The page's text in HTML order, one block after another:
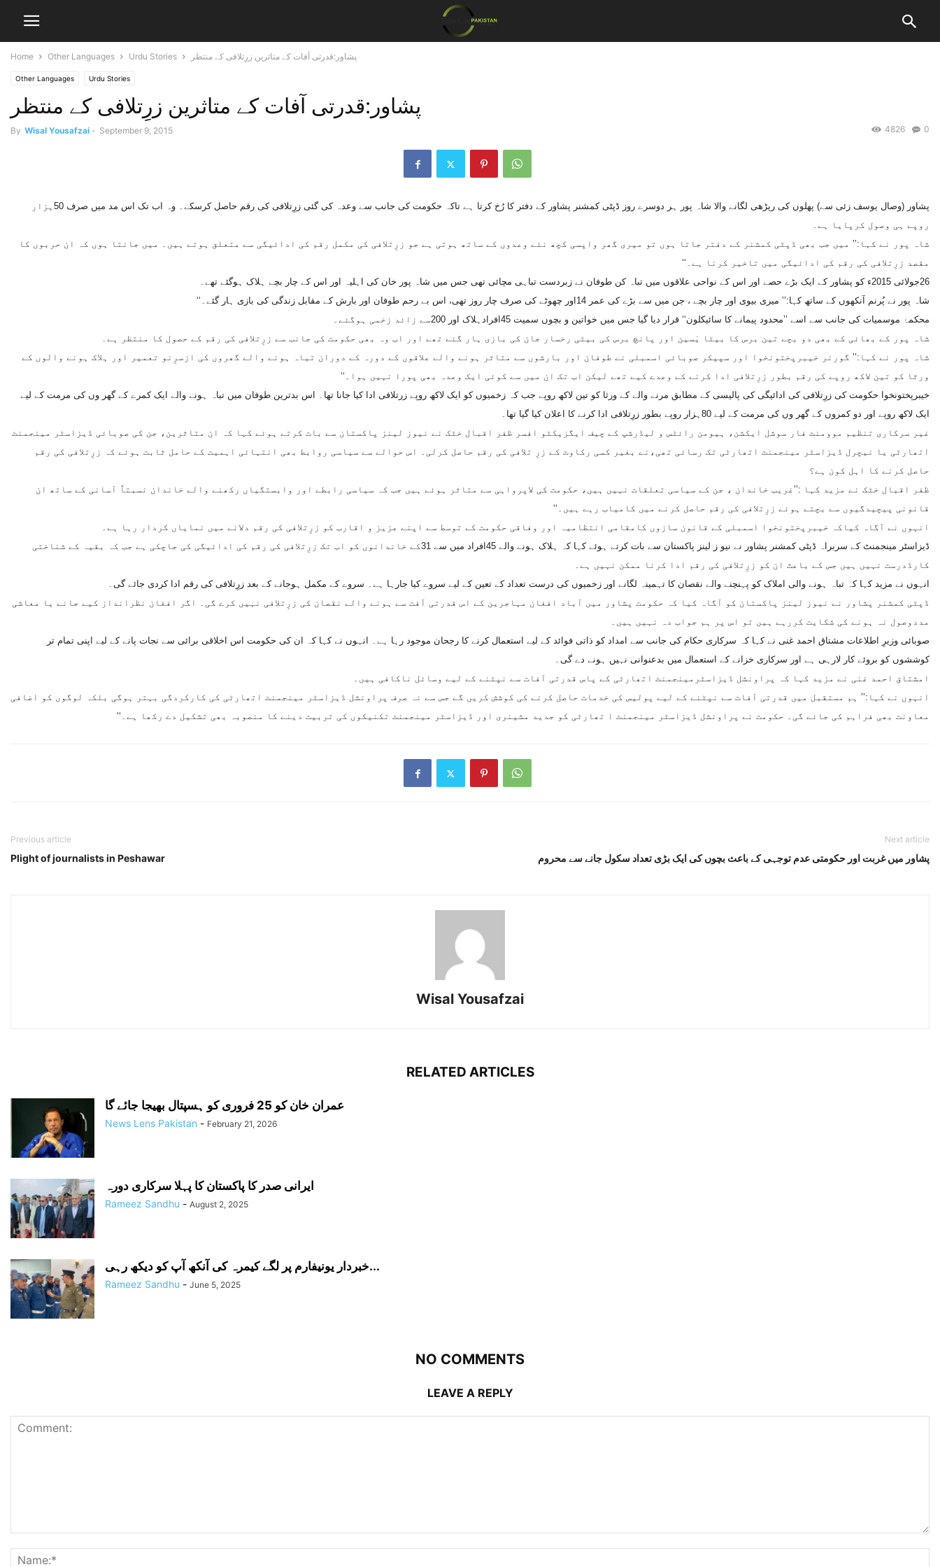
Home Other Languages Urdu Stories پشاور:قدرتی آفات کے متاثرین زرِتلافی کے منتظر
Other Languages Urdu Stories
پشاور:قدرتی آفات کے متاثرین زرِتلافی کے منتظر
By Wisal Yousafzai - September 9, 2015 0
4826
پشاور (وصال یوسف زئی سے) پھلوں کی ریڑھی لگانے والا شاہ پور ہر دوسرے روز ڈپٹی کمشنر پشاور کے دفتر کا رُخ کرتا ہے تاکہ حکومت کی جانب سے وعدہ کی گئی زرِتلافی کی رقم حاصل کرسکے۔ وہ اب تک اس مد میں صرف 50ہزار
روپے ہی وصول کرپایا ہے۔
شاہ پور نے کہا:’’ میں جب بھی ڈپٹی کمشنر کے دفتر جاتا ہوں تو میری گھر واپسی کچھ نئے وعدوں کے ساتھ ہوتی ہے جو زرِتلافی کی مکمل رقم کی ادائیگی سے متعلق ہوتے ہیں۔ میں جانتا ہوں کہ ان حربوں کا
مقصد زرِتلافی کی رقم کی ادائیگی میں تاخیر کرنا ہے۔‘‘
26جولائی 2015ء کو پشاور کے ایک بڑے حصے اور اس کے نواحی علاقوں میں تباہ کن طوفان نے زبردست تباہی مچائی تھی جس میں شاہ پور خان کی اہلیہ اور اس کے چار بچے ہلاک ہوگئے تھے۔
شاہ پور نے پُرنم آنکھوں کے ساتھ کہا:’’ میری بیوی اور چار بچے ، جن میں سے بڑے کی عمر 14اور چھوٹے کی صرف چار روز تھی، اس بے رحم طوفان اور بارش کے مقابل زندگی کی بازی ہار گئے۔‘‘
محکمۂ موسمیات کی جانب سے اسے ’’محدود پیمانے کا سائیکلون‘‘ قرار دیا گیا جس میں خواتین و بچوں سمیت 45افرادہلاک اور 200سے زائد زخمی ہوگئے۔
شاہ پور کے بھائی کے بھی دو بچے تین برس کا بیٹا یٰسین اور پانچ برس کی بیٹی رخسار جان کی بازی ہار گئے تھے اور اب وہ بھی حکومت کی جانب سے زرِتلافی کی رقم کے حصول کا منتظر ہے۔
شاہ پور نے کہا:’’ گورنر خیبرپختونخوا اور سپیکر صوبائی اسمبلی نے طوفان اور بارشوں سے متاثر ہونے والے علاقوں کے دورہ کے دوران تباہ ہونے والے گھروں کی ازسرِنو تعمیر اور ہلاک ہونے والوں کے
ورثا کو تین لاکھ روپے کی رقم بطور زرِتلافی ادا کرنے کے وعدے کیے تھے لیکن اب تک ان میں سے کوئی ایک وعدہ بھی پورا نہیں ہوا۔‘‘
خیبرپختونخوا حکومت کی زرِتلافی کی ادائیگی کی پالیسی کے مطابق مرنے والے کے ورثا کو تین لاکھ روپے جب کہ زخمیوں کو ایک لاکھ روپے زرتلافی ادا کیا جانا تھا۔ اس بدترین طوفان میں تباہ ہونے والے ایک کمرے کے گھر وں کی مرمت کے لیے
ایک لاکھ روپے اور دو کمروں کے گھر وں کی مرمت کے لیے 80ہزار روپے بطور زرِتلافی ادا کرنے کا اعلان کیا گیا تھا۔
غیر سرکاری تنظیم موومنٹ فار سوشل ایکشن، ہیومن رائٹس و لیڈرشپ کے چیف ایگزیکٹو افسر ظفر اقبال خٹک نے نیوز لینز پاکستان سے بات کرتے ہوئے کہا کہ ان متاثرین، جن کی صوبائی ڈیزاسٹر مینجمنٹ
اتھارٹی یا نیچرل ڈیزاسٹر مینجمنٹ اتھارٹی تک رسائی تھی،نے بغیر کسی رکاوٹ کے زرِ تلافی کی رقم حاصل کرلی۔ اس حوالے سے سیاسی روابط بھی انتہائی اہمیت کے حامل ثابت ہوئے کہ زرِتلافی کی رقم
حاصل کرنے کا اہل کون ہے؟
ظفر اقبال خٹک نے مزید کہا :’’غریب خاندان ، جن کے سیاسی تعلقات نہیں ہیں، حکومت کی لاپرواہی سے متاثر ہوئے ہیں جب کہ سیاسی رابطے اور وابستگیاں رکھنے والے خاندان نسبتاً آسانی کے ساتھ ان
قانونی پیچیدگیوں سے بچتے ہوئے زرِتلافی کی رقم حاصل کرنے میں کامیاب رہے ہیں۔‘‘
انہوں نے آگاہ کیاکہ خیبرپختونخوا اسمبلی کے قانون سازوں کامقامی انتظامیہ اور وفاقی حکومت کے توسط سے اپنے عزیز و اقارب کو زرِتلافی کی رقم دلانے میں نمایاں کردار رہا ہے۔
ڈیزاسٹر مینجمنٹ کے سربراہ ڈپٹی کمشنر پشاور نے نیو ز لینز پاکستان سے بات کرتے ہوئے کہا کہ ہلاک ہونے والے 45افراد میں سے 31کے خاندانوں کو اب تک زرِتلافی کی رقم کی ادائیگی کی جاچکی ہے جب کہ بقیہ کے شناختی
کارڈدرست نہیں ہیں جس کے باعث ان کو زرِتلافی کی رقم ادا کرنا ممکن نہیں ہے۔
انہوں نے مزید کہا کہ تباہ ہونے والی املاک کو پہنچنے والے نقصان کا تہمینہ لگانے اور زخمیوں کی درست تعداد کے تعین کے لیے سروے کیا جارہا ہے۔ سروے کے مکمل ہوجانے کے بعد زرِتلافی کی رقم ادا کردی جائے گی۔
ڈپٹی کمشنر پشاور نے نیوز لینز پاکستان کو آگاہ کیا کہ حکومت پشاور میں آباد افغان مہاجرین کے اس قدرتی آفت سے ہونے والے نقصان کی زرِتلافی نہیں کرے گی۔ اگر افغان نظرانداز کیے جانے یا معاشی
مددوصول نہ ہونے کی شکایت کررہے ہیں تو اس پر ہم جواب دہ نہیں ہیں۔
صوبائی وزیرِ اطلاعات مشتاق احمد غنی نے کہا کہ سرکاری حکام کی جانب سے امداد کو ذاتی فوائد کے لیے استعمال کرنے کا رجحان موجود رہا ہے۔ انہوں نے کہا کہ ان کی حکومت اس اخلاقی برائی سے نجات پانے کے لیے اپنی تمام تر
کوششوں کو بروئے کار لارہی ہے اور سرکاری خزانے کے استعمال میں بدعنوانی نہیں ہونے دے گی۔
امشتاق احمد غنی نے مزید کہا کہ پراونشل ڈیزاسٹرمینجمنٹ اتھارٹی کے پاس قدرتی آفات سے نپٹنے کے لیے وسائل ناکافی ہیں۔
انہوں نے کہا:’’ ہم مستقبل میں قدرتی آفات سے نپٹنے کے لیے پولیس کی خدمات حاصل کرنے کی کوشش کریں گے جس سے نہ صرف پراونشل ڈیزاسٹر مینجمنٹ اتھارٹی کی کارکردگی بہتر ہوگی بلکہ لوگوں کو اضافی
معاونت بھی فراہم کی جائے گی۔ حکومت نے پراونشل ڈیزاسٹر مینجمنٹ ا تھارٹی کو جدید مشینری اور ڈیزاسٹر مینجمنٹ تکنیکوں کی تربیت دینے کا منصوبہ بھی تشکیل دے رکھا ہے۔‘‘
Previous article
Plight of journalists in Peshawar
Next article
پشاور میں غربت اور حکومتی عدم توجہی کے باعث بچوں کی ایک بڑی تعداد سکول جانے سے محروم
Wisal Yousafzai
RELATED ARTICLES
عمران خان کو 25 فروری کو ہسپتال بھیجا جائے گا
News Lens Pakistan - February 21, 2026
ایرانی صدر کا پاکستان کا پہلا سرکاری دورہ
Rameez Sandhu - August 2, 2025
خبردار یونیفارم پر لگے کیمرہ کی آنکھ آپ کو دیکھ رہی...
Rameez Sandhu - June 5, 2025
NO COMMENTS
LEAVE A REPLY